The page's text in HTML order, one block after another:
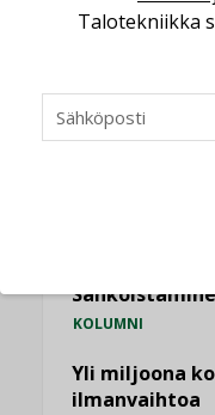
KOLUMNI
Yli miljoona
ilmanvaihtoa
Talotekniikka